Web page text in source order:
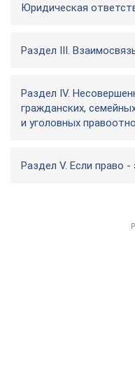
Юридическая
Раздел III.
Раздел IV.
гражданских,
и уголовных
Раздел V. Если право